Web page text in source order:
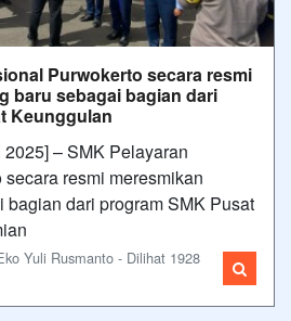
Purwokerto secara resmi
baru sebagai bagian dari
Keunggulan
– SMK Pelayaran
resmi meresmikan
bagian dari program SMK Pusat
Yuli Rusmanto - Dilihat 1928